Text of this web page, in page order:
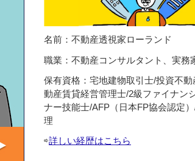
名前：不動産透視家ローランド
職業：不動産コンサルタント、実務
保有資格：宅地建物取引士/投資不動
動産賃貸経営管理士/2級ファイナン
ナー技能士/AFP（日本FP協会認定
理
⇨詳しい経歴はこちら